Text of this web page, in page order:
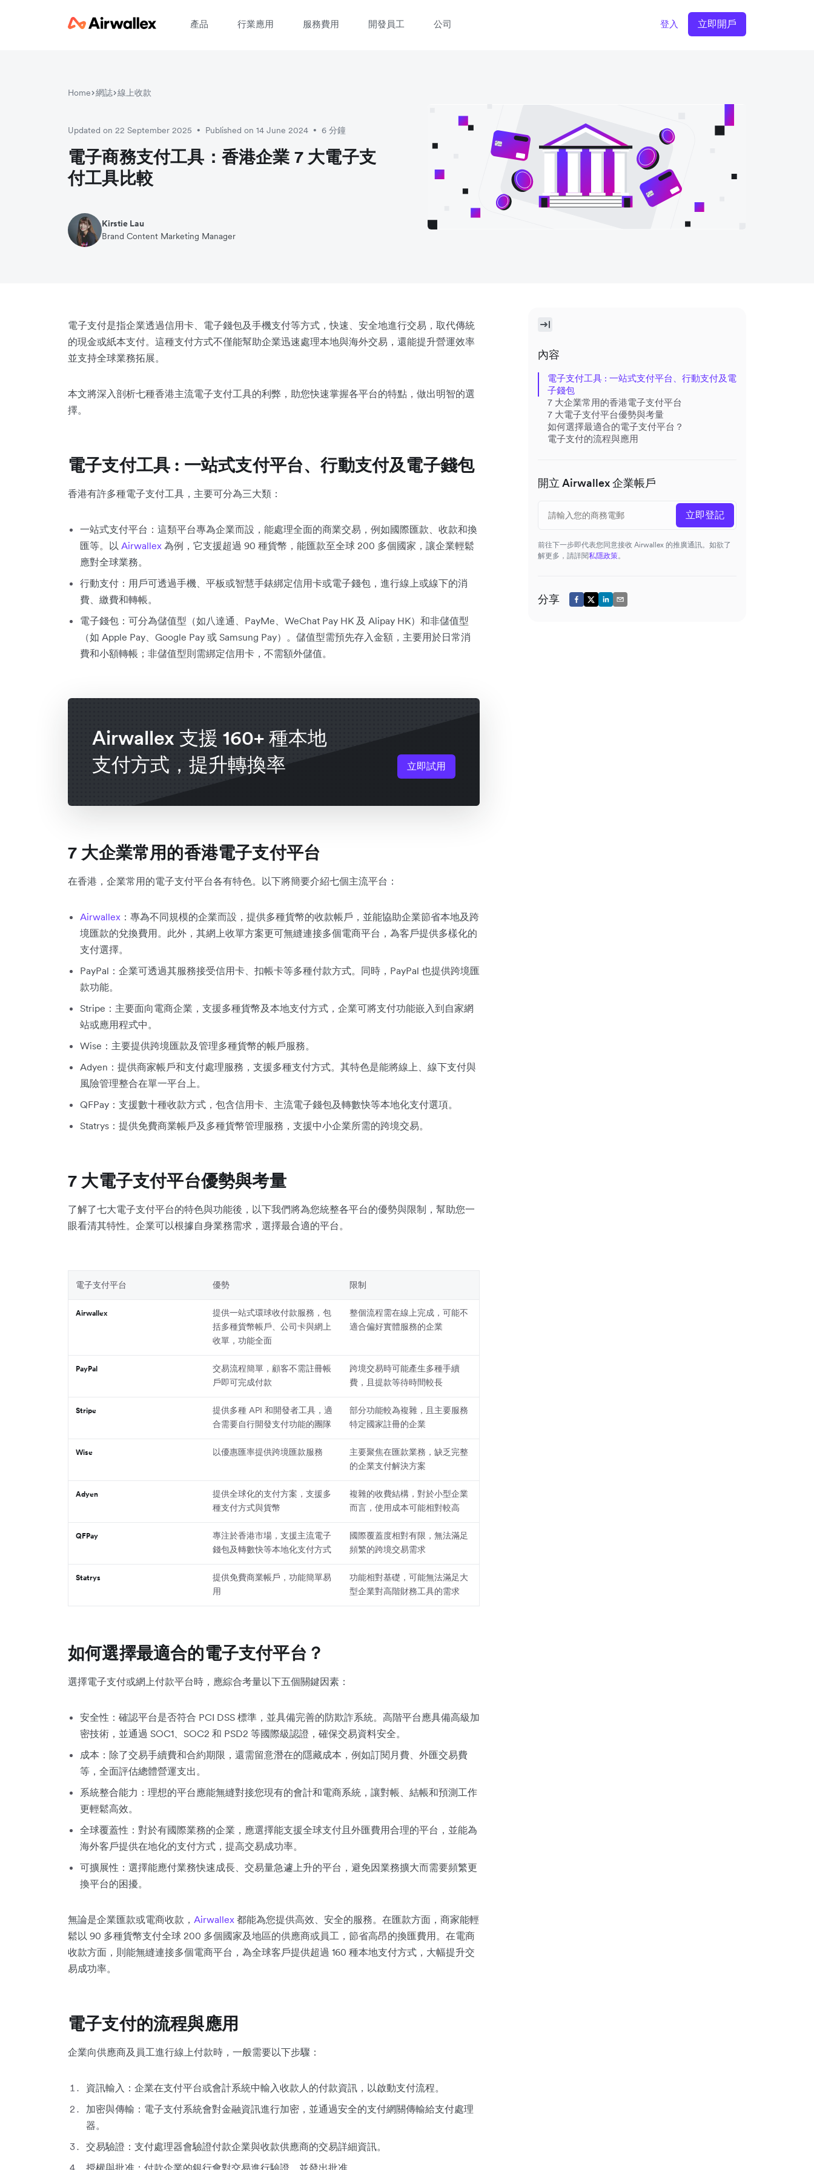
產品 行業應用 服務費用 開發員工 公司 登入 立即開戶
Home 網誌 線上收款
Updated on 22 September 2025 • Published on 14 June 2024 • 6 分鐘
電子商務支付工具：香港企業 7 大電子支
付工具比較
Kirstie Lau
Brand Content Marketing Manager
電子支付是指企業透過信用卡、電子錢包及手機支付等方式，快速、安全地進行交易，取代傳統
的現金或紙本支付。這種支付方式不僅能幫助企業迅速處理本地與海外交易，還能提升營運效率
並支持全球業務拓展。
本文將深入剖析七種香港主流電子支付工具的利弊，助您快速掌握各平台的特點，做出明智的選
擇。
電子支付工具 : 一站式支付平台、行動支付及電子錢包
香港有許多種電子支付工具，主要可分為三大類：
一站式支付平台：這類平台專為企業而設，能處理全面的商業交易，例如國際匯款、收款和換
匯等。以 Airwallex 為例，它支援超過 90 種貨幣，能匯款至全球 200 多個國家，讓企業輕鬆
應對全球業務。
行動支付：用戶可透過手機、平板或智慧手錶綁定信用卡或電子錢包，進行線上或線下的消
費、繳費和轉帳。
電子錢包：可分為儲值型（如八達通、PayMe、WeChat Pay HK 及 Alipay HK）和非儲值型
（如 Apple Pay、Google Pay 或 Samsung Pay）。儲值型需預先存入金額，主要用於日常消
費和小額轉帳；非儲值型則需綁定信用卡，不需額外儲值。
Airwallex 支援 160+ 種本地
支付方式，提升轉換率
立即試用
7 大企業常用的香港電子支付平台
在香港，企業常用的電子支付平台各有特色。以下將簡要介紹七個主流平台：
Airwallex ：專為不同規模的企業而設，提供多種貨幣的收款帳戶，並能協助企業節省本地及跨
境匯款的兌換費用。此外，其網上收單方案更可無縫連接多個電商平台，為客戶提供多樣化的
支付選擇。
PayPal：企業可透過其服務接受信用卡、扣帳卡等多種付款方式。同時，PayPal 也提供跨境匯
款功能。
Stripe：主要面向電商企業，支援多種貨幣及本地支付方式，企業可將支付功能嵌入到自家網
站或應用程式中。
Wise：主要提供跨境匯款及管理多種貨幣的帳戶服務。
Adyen：提供商家帳戶和支付處理服務，支援多種支付方式。其特色是能將線上、線下支付與
風險管理整合在單一平台上。
QFPay：支援數十種收款方式，包含信用卡、主流電子錢包及轉數快等本地化支付選項。
Statrys：提供免費商業帳戶及多種貨幣管理服務，支援中小企業所需的跨境交易。
7 大電子支付平台優勢與考量
了解了七大電子支付平台的特色與功能後，以下我們將為您統整各平台的優勢與限制，幫助您一
眼看清其特性。企業可以根據自身業務需求，選擇最合適的平台。
電子支付平台 優勢 限制
Airwallex
提供一站式環球收付款服務，包
括多種貨幣帳戶、公司卡與網上
收單，功能全面
整個流程需在線上完成，可能不
適合偏好實體服務的企業
PayPal
交易流程簡單，顧客不需註冊帳
戶即可完成付款
跨境交易時可能產生多種手續
費，且提款等待時間較長
Stripe
提供多種 API 和開發者工具，適
合需要自行開發支付功能的團隊
部分功能較為複雜，且主要服務
特定國家註冊的企業
Wise 以優惠匯率提供跨境匯款服務
主要聚焦在匯款業務，缺乏完整
的企業支付解決方案
Adyen
提供全球化的支付方案，支援多
種支付方式與貨幣
複雜的收費結構，對於小型企業
而言，使用成本可能相對較高
QFPay
專注於香港市場，支援主流電子
錢包及轉數快等本地化支付方式
國際覆蓋度相對有限，無法滿足
頻繁的跨境交易需求
Statrys
提供免費商業帳戶，功能簡單易
用
功能相對基礎，可能無法滿足大
型企業對高階財務工具的需求
如何選擇最適合的電子支付平台？
選擇電子支付或網上付款平台時，應綜合考量以下五個關鍵因素：
安全性：確認平台是否符合 PCI DSS 標準，並具備完善的防欺詐系統。高階平台應具備高級加
密技術，並通過 SOC1、SOC2 和 PSD2 等國際級認證，確保交易資料安全。
成本：除了交易手續費和合約期限，還需留意潛在的隱藏成本，例如訂閱月費、外匯交易費
等，全面評估總體營運支出。
系統整合能力：理想的平台應能無縫對接您現有的會計和電商系統，讓對帳、結帳和預測工作
更輕鬆高效。
全球覆蓋性：對於有國際業務的企業，應選擇能支援全球支付且外匯費用合理的平台，並能為
海外客戶提供在地化的支付方式，提高交易成功率。
可擴展性：選擇能應付業務快速成長、交易量急遽上升的平台，避免因業務擴大而需要頻繁更
換平台的困擾。
無論是企業匯款或電商收款， Airwallex 都能為您提供高效、安全的服務。在匯款方面，商家能輕
鬆以 90 多種貨幣支付全球 200 多個國家及地區的供應商或員工，節省高昂的換匯費用。在電商
收款方面，則能無縫連接多個電商平台，為全球客戶提供超過 160 種本地支付方式，大幅提升交
易成功率。
電子支付的流程與應用
企業向供應商及員工進行線上付款時，一般需要以下步驟：
資訊輸入：企業在支付平台或會計系統中輸入收款人的付款資訊，以啟動支付流程。
加密與傳輸：電子支付系統會對金融資訊進行加密，並通過安全的支付網關傳輸給支付處理
器。
交易驗證：支付處理器會驗證付款企業與收款供應商的交易詳細資訊。
授權與批准：付款企業的銀行會對交易進行驗證，並發出批准。
內容
電子支付工具 : 一站式支付平台、行動支付及電
子錢包
7 大企業常用的香港電子支付平台
7 大電子支付平台優勢與考量
如何選擇最適合的電子支付平台？
電子支付的流程與應用
開立 Airwallex 企業帳戶
立即登記
前往下一步即代表您同意接收 Airwallex 的推廣通訊。如欲了
解更多，請詳閱私隱政策。
分享